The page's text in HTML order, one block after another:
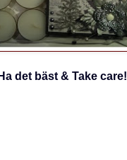
Ha det bäst & Take care!